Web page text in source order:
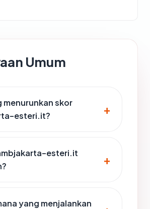
Umum
menurunkan skor
esteri.it?
esteri.it
yang menjalankan